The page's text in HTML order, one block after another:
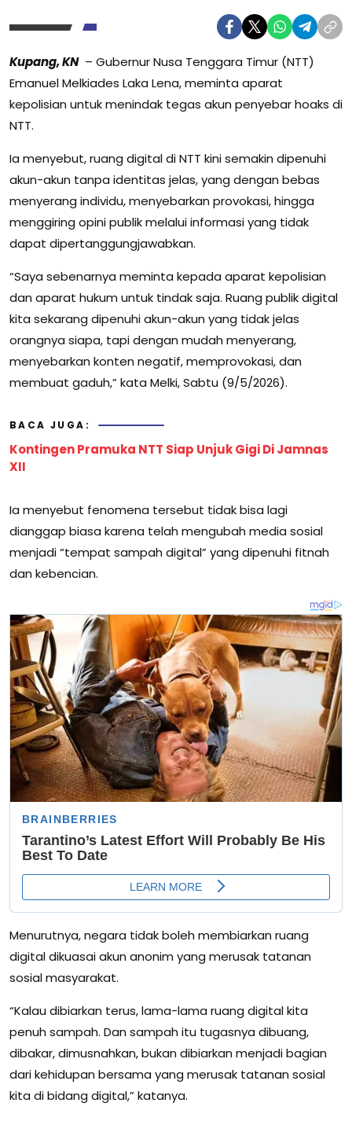
Kupang, KN– Gubernur Nusa Tenggara Timur (NTT)
Emanuel Melkiades Laka Lena, meminta aparat
kepolisian untuk menindak tegas akun penyebar hoaks di
NTT.
Ia menyebut, ruang digital di NTT kini semakin dipenuhi
akun-akun tanpa identitas jelas, yang dengan bebas
menyerang individu, menyebarkan provokasi, hingga
menggiring opini publik melalui informasi yang tidak
dapat dipertanggungjawabkan.
“Saya sebenarnya meminta kepada aparat kepolisian
dan aparat hukum untuk tindak saja. Ruang publik digital
kita sekarang dipenuhi akun-akun yang tidak jelas
orangnya siapa, tapi dengan mudah menyerang,
menyebarkan konten negatif, memprovokasi, dan
membuat gaduh,” kata Melki, Sabtu (9/5/2026).
BACA JUGA:
Kontingen Pramuka NTT Siap Unjuk Gigi Di Jamnas
XII
Ia menyebut fenomena tersebut tidak bisa lagi
dianggap biasa karena telah mengubah media sosial
menjadi “tempat sampah digital” yang dipenuhi fitnah
dan kebencian.
Menurutnya, negara tidak boleh membiarkan ruang
digital dikuasai akun anonim yang merusak tatanan
sosial masyarakat.
“Kalau dibiarkan terus, lama-lama ruang digital kita
penuh sampah. Dan sampah itu tugasnya dibuang,
dibakar, dimusnahkan, bukan dibiarkan menjadi bagian
dari kehidupan bersama yang merusak tatanan sosial
kita di bidang digital,” katanya.